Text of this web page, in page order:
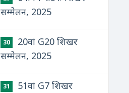
सम्मेलन, 2025
30
20वां G20 शिखर
सम्मेलन, 2025
31
51वां G7 शिखर